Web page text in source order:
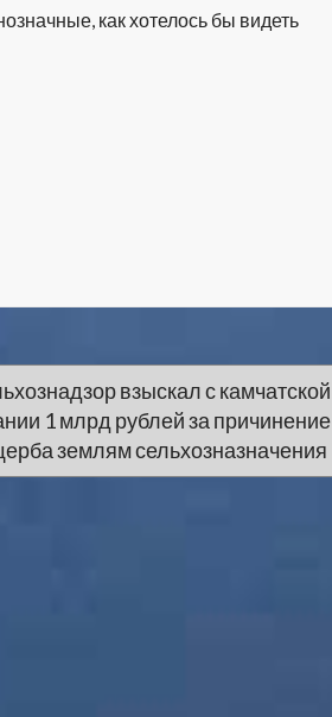
как хотелось бы видеть
взыскал с камчатской
1 млрд рублей за причинение
землям сельхозназначения